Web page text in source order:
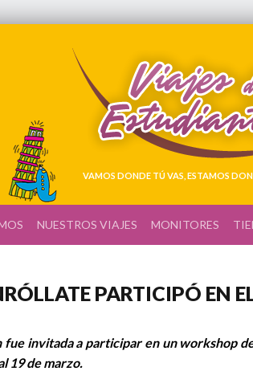
VAMOS DONDE TÚ VAS, ESTAMOS
NUESTROS VIAJES MONITORES
PARTICIPÓ EN
fue invitada a participar en un workshop
19 de marzo.